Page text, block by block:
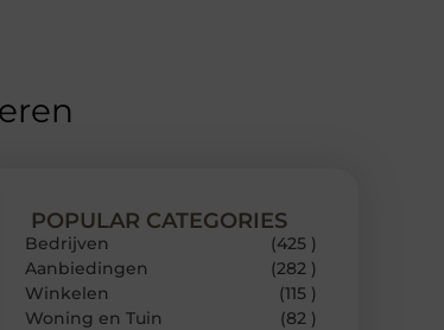
POPULAR CATEGORIES
Bedrijven
(425 )
Aanbiedingen
(282 )
Winkelen
(115 )
Woning en Tuin
(82 )